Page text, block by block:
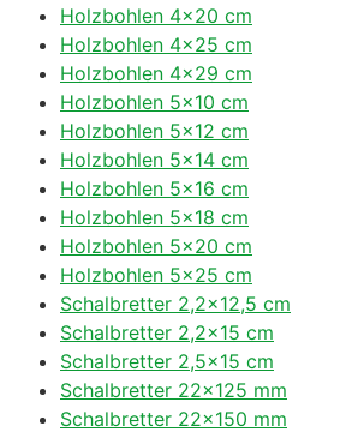
Holzbohlen 4×20 cm
Holzbohlen 4×25 cm
Holzbohlen 4×29 cm
Holzbohlen 5×10 cm
Holzbohlen 5×12 cm
Holzbohlen 5×14 cm
Holzbohlen 5×16 cm
Holzbohlen 5×18 cm
Holzbohlen 5×20 cm
Holzbohlen 5×25 cm
Schalbretter 2,2×12,5 cm
Schalbretter 2,2×15 cm
Schalbretter 2,5×15 cm
Schalbretter 22×125 mm
Schalbretter 22×150 mm